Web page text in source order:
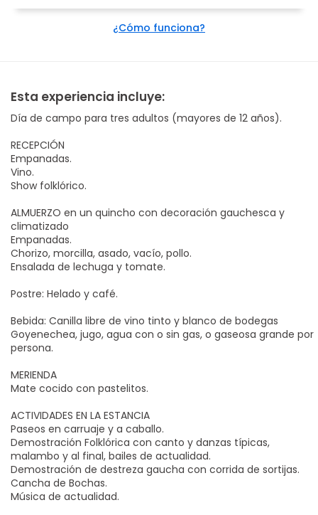
¿Cómo funciona?
Esta experiencia incluye:
Día de campo para tres adultos (mayores de 12 años).
RECEPCIÓN
Empanadas.
Vino.
Show folklórico.
ALMUERZO en un quincho con decoración gauchesca y
climatizado
Empanadas.
Chorizo, morcilla, asado, vacío, pollo.
Ensalada de lechuga y tomate.
Postre: Helado y café.
Bebida: Canilla libre de vino tinto y blanco de bodegas
Goyenechea, jugo, agua con o sin gas, o gaseosa grande por
persona.
MERIENDA
Mate cocido con pastelitos.
ACTIVIDADES EN LA ESTANCIA
Paseos en carruaje y a caballo.
Demostración Folklórica con canto y danzas típicas,
malambo y al final, bailes de actualidad.
Demostración de destreza gaucha con corrida de sortijas.
Cancha de Bochas.
Música de actualidad.